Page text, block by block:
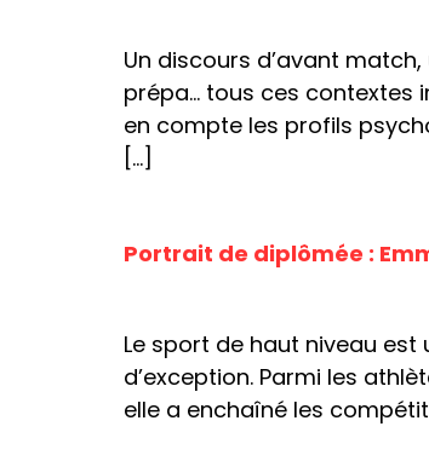
Un discours d’avant
prépa… tous ces contextes
en compte les profils
[…]
Portrait de diplômée :
Le sport de haut niveau
d’exception. Parmi les
elle a enchaîné les